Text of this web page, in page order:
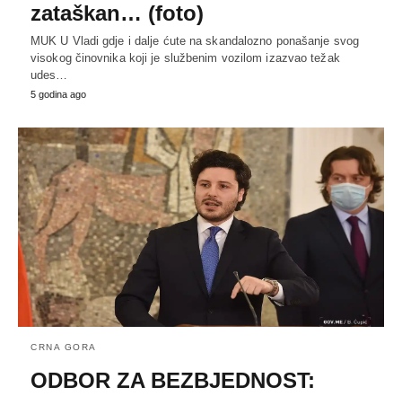
zataškan… (foto)
MUK U Vladi gdje i dalje ćute na skandalozno ponašanje svog
visokog činovnika koji je službenim vozilom izazvao težak
udes…
5 godina ago
CRNA GORA
ODBOR ZA BEZBJEDNOST: